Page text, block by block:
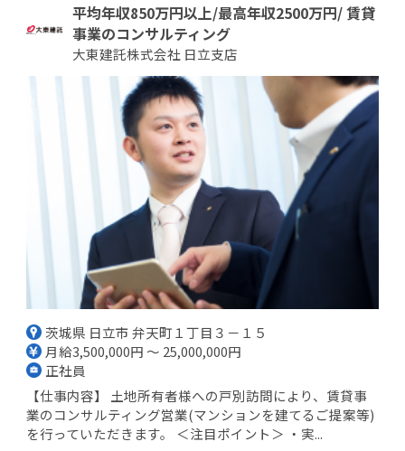
平均年収850万円以上/最高年収2500万円/ 賃貸
事業のコンサルティング
大東建託株式会社 日立支店
茨城県 日立市 弁天町１丁目３－１５
月給3,500,000円 ～ 25,000,000円
正社員
【仕事内容】 土地所有者様への戸別訪問により、賃貸事
業のコンサルティング営業(マンションを建てるご提案等)
を行っていただきます。 ＜注目ポイント＞ ・実...